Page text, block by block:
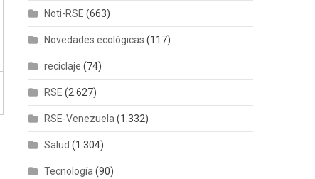
Noti-RSE (663)
Novedades ecológicas (117)
reciclaje (74)
RSE (2.627)
RSE-Venezuela (1.332)
Salud (1.304)
Tecnología (90)